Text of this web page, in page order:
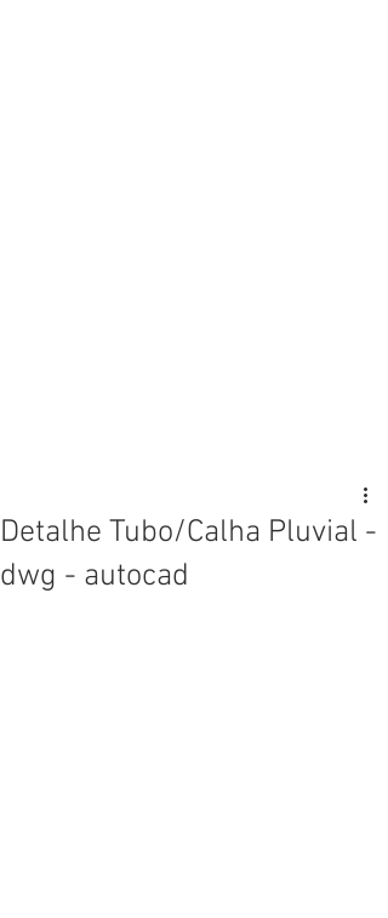
Detalhe Tubo/Calha Pluvial -
dwg - autocad